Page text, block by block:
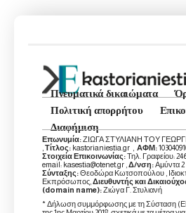
Πνευματικά δικαιώματα
Πολιτική απορρήτου
Διαφήμιση
Επωνυμία:ΖΙΩΓΑ ΣΤΥΛΙΑΝΗ ΤΟΥ
Τίτλος: kastorianiestia.gr , ΑΦΜ:
Στοιχεία Επικοινωνίας:Τηλ. Γραφείου:
email: kasestia@otenet.gr , Δ/νση:Αμύντα 2
Σύνταξης:Θεοδώρα Κωτσοπούλου ,
Εκπρόσωπος, Διευθυντής και
(domain name):Ζιώγα Γ. Στυλιανή
* Δήλωση συμμόρφωσης με τη Σύσταση